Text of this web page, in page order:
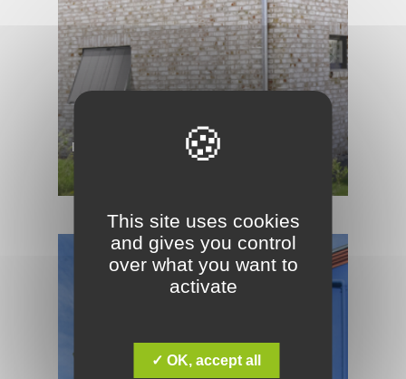
PERSIENNES COULISSANTES PVC TÉLÈS
This site uses cookies
and gives you control
over what you want to
activate
✓ OK, accept all